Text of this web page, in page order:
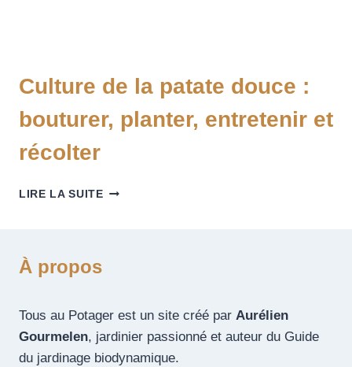
Culture de la patate douce :
bouturer, planter, entretenir et
récolter
LIRE LA SUITE
À propos
Tous au Potager est un site créé par Aurélien
Gourmelen, jardinier passionné et auteur du Guide
du jardinage biodynamique.